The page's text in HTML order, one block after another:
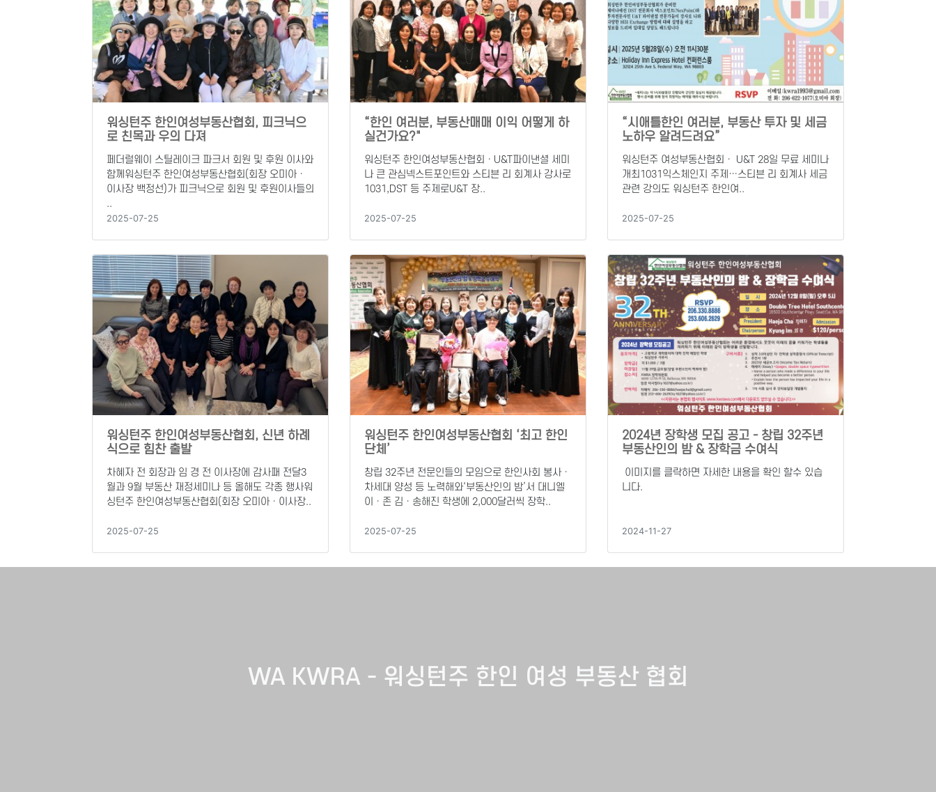
워싱턴주 한인여성부동산협회, 피크닉으
로 친목과 우의 다져
페더럴웨이 스틸레이크 파크서 회원 및 후원 이사와
함께워싱턴주 한인여성부동산협회(회장 오미아ㆍ
이사장 백정선)가 피크닉으로 회원 및 후원이사들의
..
2025-07-25
“한인 여러분, 부동산매매 이익 어떻게 하
실건가요?"
워싱턴주 한인여성부동산협회ㆍU&T파이낸셜 세미
나 큰 관심넥스트포인트와 스티븐 리 회계사 강사로
1031,DST 등 주제로U&T 장..
2025-07-25
“시애틀한인 여러분, 부동산 투자 및 세금
노하우 알려드려요”
워싱턴주 여성부동산협회ㆍ U&T 28일 무료 세미나
개최1031익스체인지 주제…스티븐 리 회계사 세금
관련 강의도 워싱턴주 한인여..
2025-07-25
워싱턴주 한인여성부동산협회, 신년 하례
식으로 힘찬 출발
차혜자 전 회장과 임 경 전 이사장에 감사패 전달3
월과 9월 부동산 재정세미나 등 올해도 각종 행사워
싱턴주 한인여성부동산협회(회장 오미아ㆍ이사장..
2025-07-25
워싱턴주 한인여성부동산협회 ‘최고 한인
단체’
창립 32주년 전문인들의 모임으로 한인사회 봉사ㆍ
차세대 양성 등 노력해와‘부동산인의 밤’서 대니엘
이ㆍ존 김ㆍ송해진 학생에 2,000달러씩 장학..
2025-07-25
2024년 장학생 모집 공고 - 창립 32주년
부동산인의 밤 & 장학금 수여식
이미지를 클락하면 자세한 내용을 확인 할수 있습
니다.
2024-11-27
WA KWRA - 워싱턴주 한인 여성 부동산 협회